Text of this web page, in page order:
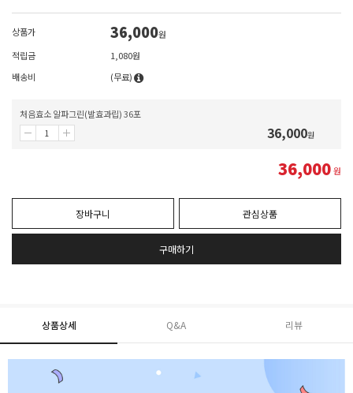
상품가 36,000원
적립금
1,080원
배송비
(무료)
처음효소 알파그린(발효과립) 36포
36,000원
36,000원
장바구니 관심상품
구매하기
상품상세 Q&A 리뷰